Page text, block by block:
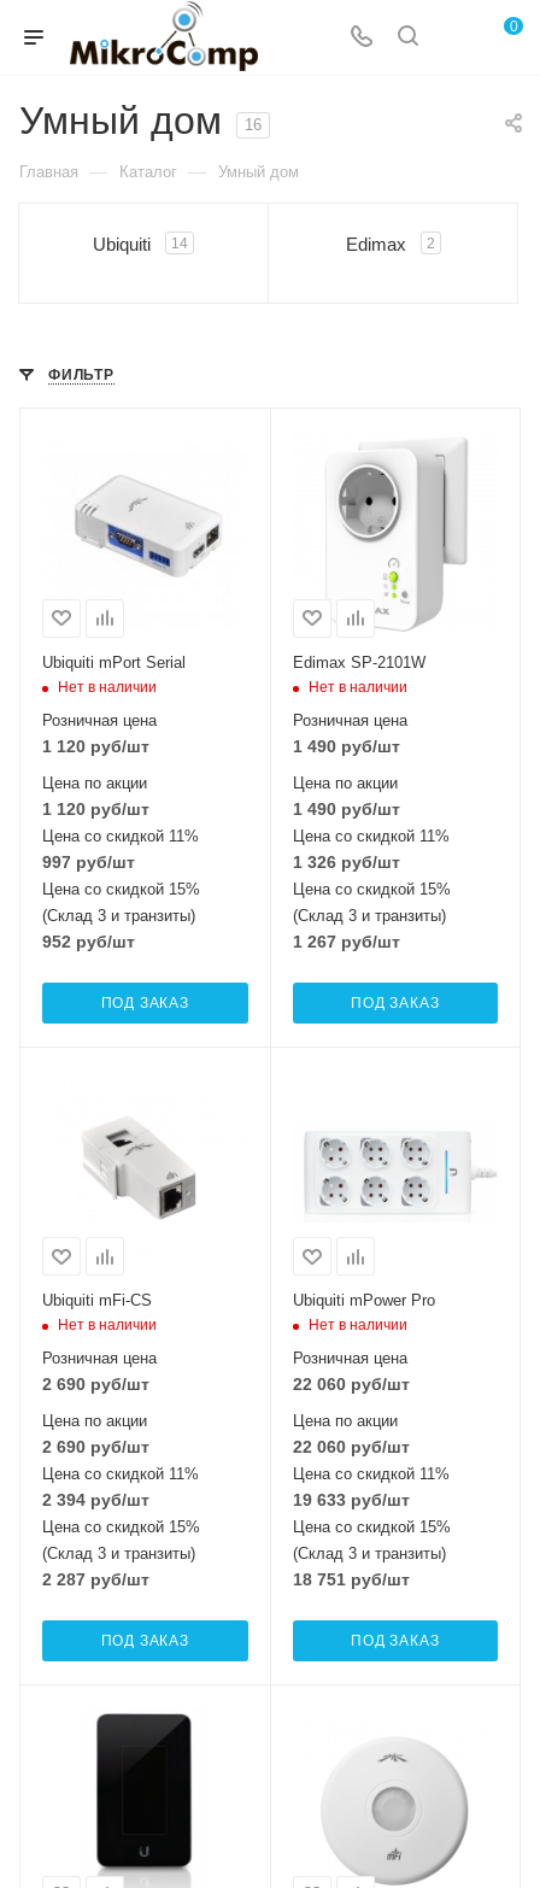
0
Умный дом 16
Главная — Каталог — Умный дом
Ubiquiti 14 Edimax 2
ФИЛЬТР
Ubiquiti mPort Serial
Нет в наличии
Розничная цена
1 120 руб/шт
Цена по акции
1 120 руб/шт
Цена со скидкой 11%
997 руб/шт
Цена со скидкой 15%
(Склад 3 и транзиты)
952 руб/шт
ПОД ЗАКАЗ
Edimax SP-2101W
Нет в наличии
Розничная цена
1 490руб/шт
Цена по акции
1 490руб/шт
Цена со скидкой 11%
1 326руб/шт
Цена со скидкой 15%
(Склад 3 и транзиты)
1 267руб/шт
ПОД ЗАКАЗ
Ubiquiti mFi-CS
Нет в наличии
Розничная цена
2 690 руб/шт
Цена по акции
2 690 руб/шт
Цена со скидкой 11%
2 394 руб/шт
Цена со скидкой 15%
(Склад 3 и транзиты)
2 287 руб/шт
ПОД ЗАКАЗ
Ubiquiti mPower Pro
Нет в наличии
Розничная цена
22 060руб/шт
Цена по акции
22 060руб/шт
Цена со скидкой 11%
19 633руб/шт
Цена со скидкой 15%
(Склад 3 и транзиты)
18 751руб/шт
ПОД ЗАКАЗ